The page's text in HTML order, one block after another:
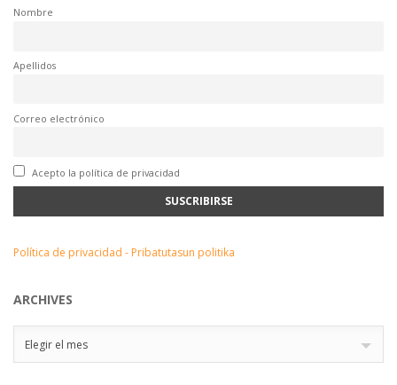
Nombre
Apellidos
Correo electrónico
Acepto la política de privacidad
Política de privacidad - Pribatutasun politika
ARCHIVES
Elegir el mes